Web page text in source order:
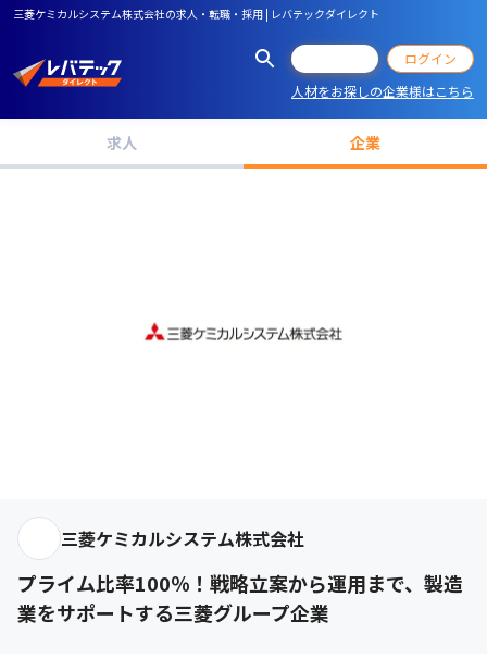
三菱ケミカルシステム株式会社の求人・転職・採用 | レバテックダイレクト
ログイン
人材をお探しの企業様はこちら
求人 企業
三菱ケミカルシステム株式会社
プライム比率100％！戦略立案から運用まで、製造
業をサポートする三菱グループ企業